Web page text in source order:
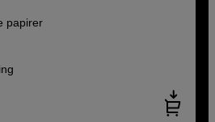
papirer